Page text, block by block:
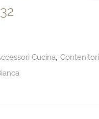
Cucina Contenitori